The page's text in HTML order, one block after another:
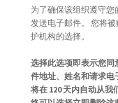
为了确保该组织遵守
发送电子邮件。 您将
护机构的选择。
选择此选项即表示您同
件地址、姓名和请求电
将在 120 天内自动从